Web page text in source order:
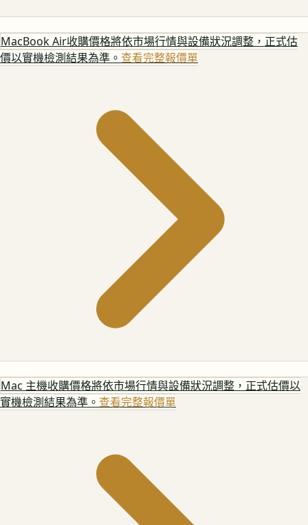
MacBook Air收購價格將依市場行情與設備狀況調整，正式估
價以實機檢測結果為準。 查看完整報價單
Mac 主機收購價格將依市場行情與設備狀況調整，正式估價以
實機檢測結果為準。 查看完整報價單